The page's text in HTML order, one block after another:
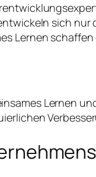
sich
Lernen
Lernen